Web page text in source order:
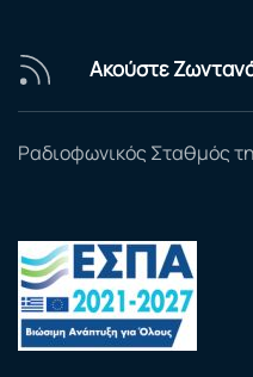
Ακούστε
Ραδιοφωνικός Σταθμός